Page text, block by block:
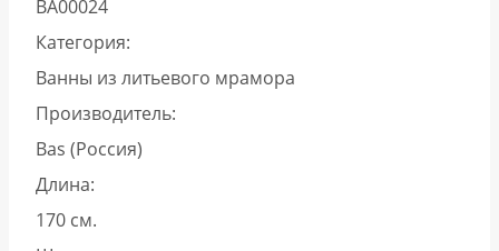
ВА00024
Категория:
Ванны из литьевого мрамора
Производитель:
Bas (Россия)
Длина:
170 см.